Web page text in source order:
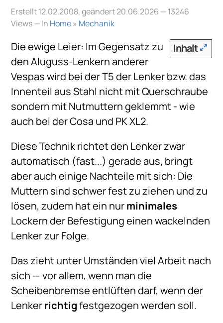
Erstellt 12.02.2008, geändert 20.06.2026 — 13246
Views — In Home» Mechanik
Inhalt
Die ewige Leier: Im Gegensatz zu
den Aluguss-Lenkern anderer
Vespas wird bei der T5 der Lenker bzw. das
Innenteil aus Stahl nicht mit Querschraube
sondern mit Nutmuttern geklemmt - wie
auch bei der Cosa und PK XL2.
Diese Technik richtet den Lenker zwar
automatisch (fast...) gerade aus, bringt
aber auch einige Nachteile mit sich: Die
Muttern sind schwer fest zu ziehen und zu
lösen, zudem hat ein nurminimales
Lockern der Befestigung einen wackelnden
Lenker zur Folge.
Das zieht unter Umständen viel Arbeit nach
sich — vor allem, wenn man die
Scheibenbremse entlüften darf, wenn der
Lenkerrichtigfestgezogen werden soll.